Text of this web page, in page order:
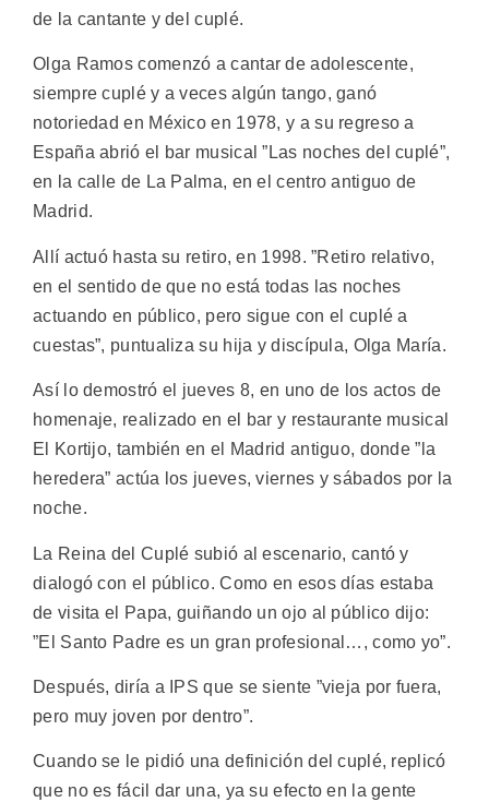
de la cantante y del cuplé.
Olga Ramos comenzó a cantar de adolescente,
siempre cuplé y a veces algún tango, ganó
notoriedad en México en 1978, y a su regreso a
España abrió el bar musical ”Las noches del cuplé”,
en la calle de La Palma, en el centro antiguo de
Madrid.
Allí actuó hasta su retiro, en 1998. ”Retiro relativo,
en el sentido de que no está todas las noches
actuando en público, pero sigue con el cuplé a
cuestas”, puntualiza su hija y discípula, Olga María.
Así lo demostró el jueves 8, en uno de los actos de
homenaje, realizado en el bar y restaurante musical
El Kortijo, también en el Madrid antiguo, donde ”la
heredera” actúa los jueves, viernes y sábados por la
noche.
La Reina del Cuplé subió al escenario, cantó y
dialogó con el público. Como en esos días estaba
de visita el Papa, guiñando un ojo al público dijo:
”El Santo Padre es un gran profesional…, como yo”.
Después, diría a IPS que se siente ”vieja por fuera,
pero muy joven por dentro”.
Cuando se le pidió una definición del cuplé, replicó
que no es fácil dar una, ya su efecto en la gente